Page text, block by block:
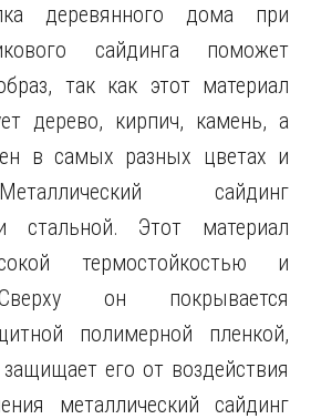
деревянного дома при
сайдинга поможет
так как этот материал
дерево, кирпич, камень, а
в самых разных цветах и
сайдинг
стальной. Этот материал
термостойкостью и
он покрывается
полимерной пленкой,
его от воздействия
металлический сайдинг